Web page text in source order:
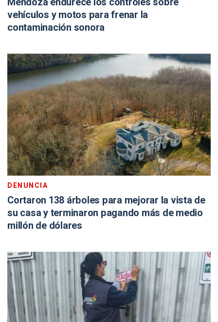
vehículos y motos para frenar la
contaminación sonora
DENUNCIA
Cortaron 138 árboles para mejorar la vista de
su casa y terminaron pagando más de medio
millón de dólares